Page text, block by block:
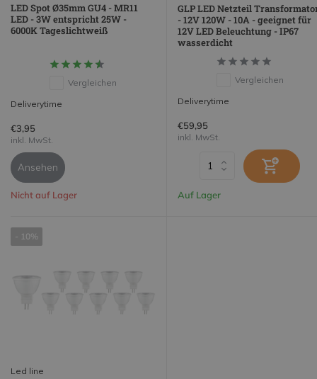
LED Spot Ø35mm GU4 - MR11
LED - 3W entspricht 25W -
6000K Tageslichtweiß
Vergleichen
Deliverytime
€3,95
inkl. MwSt.
Ansehen
Nicht auf Lager
GLP LED Netzteil
- 12V 120W - 10A - geeignet für
12V LED Beleuchtung - IP67
wasserdicht
Vergleichen
Deliverytime
€59,95
inkl. MwSt.
Auf Lager
- 10%
Led line